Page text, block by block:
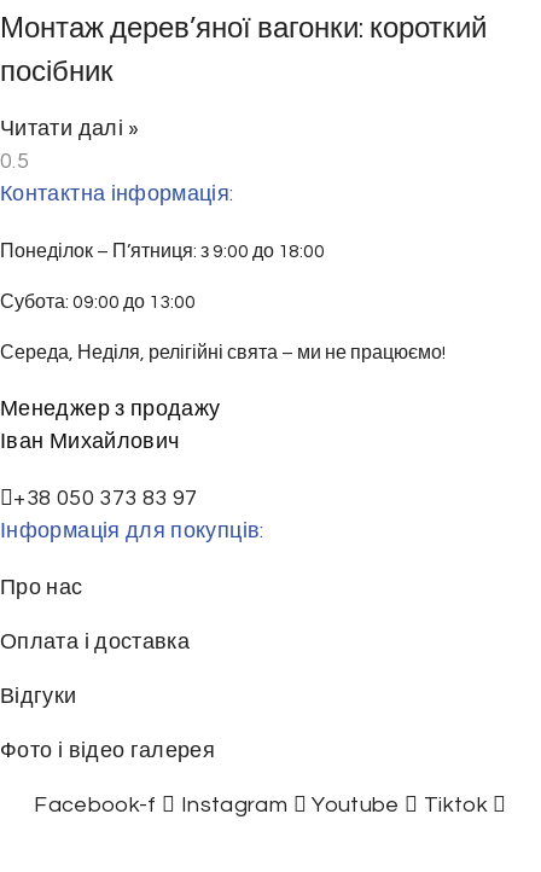
Монтаж дерев’яної вагонки: короткий
посібник
Читати далі »
Контактна інформація:
Понеділок – П’ятниця: з 9:00 до 18:00
Субота: 09:00 до 13:00
Середа, Неділя, релігійні свята – ми не працюємо!
Менеджер з продажу
Іван Михайлович
+38 050 373 83 97
Інформація для покупців:
Про нас
Оплата і доставка
Відгуки
Фото і відео галерея
Facebook-f Instagram Youtube Tiktok